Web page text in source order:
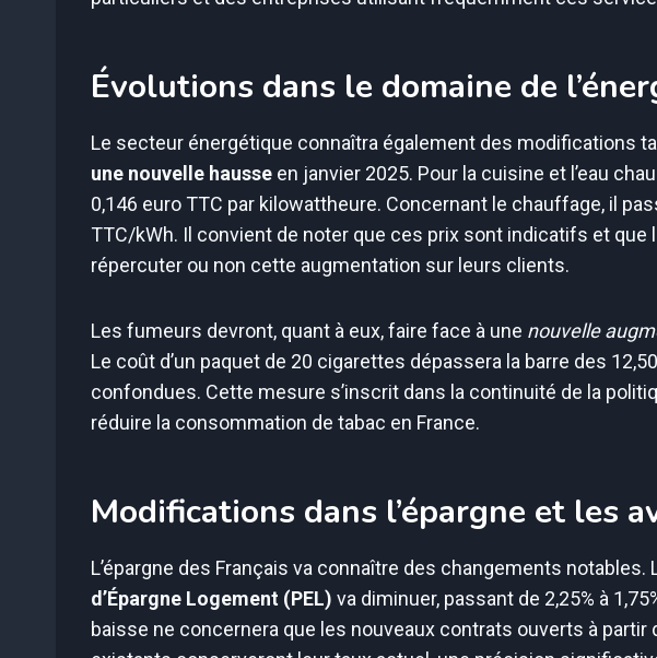
Évolutions dans le domaine de
Le secteur énergétique connaîtra également des modifications
une nouvelle hausse en janvier 2025. Pour la cuisine et l’eau
0,146 euro TTC par kilowattheure. Concernant le chauffage, il
TTC/kWh. Il convient de noter que ces prix sont indicatifs et
répercuter ou non cette augmentation sur leurs clients.
Les fumeurs devront, quant à eux, faire face à une nouvelle
Le coût d’un paquet de 20 cigarettes dépassera la barre des
confondues. Cette mesure s’inscrit dans la continuité de la
réduire la consommation de tabac en France.
Modifications dans l’épargne et les
L’épargne des Français va connaître des changements notables.
d’Épargne Logement (PEL) va diminuer, passant de 2,25% à
baisse ne concernera que les nouveaux contrats ouverts à partir